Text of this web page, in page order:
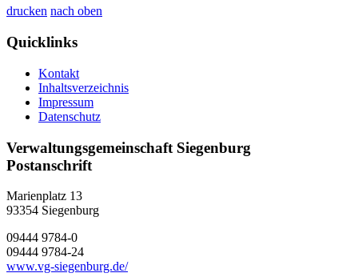
drucken nach oben
Quicklinks
Kontakt
Inhaltsverzeichnis
Impressum
Datenschutz
Verwaltungsgemeinschaft Siegenburg
Postanschrift
Marienplatz 13
93354 Siegenburg
09444 9784-0
09444 9784-24
www.vg-siegenburg.de/